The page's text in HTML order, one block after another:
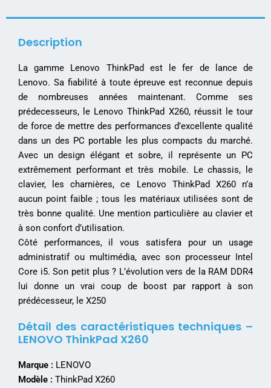
Description
La gamme Lenovo ThinkPad est le fer de lance de
Lenovo. Sa fiabilité à toute épreuve est reconnue depuis
de nombreuses années maintenant. Comme ses
prédecesseurs, le Lenovo ThinkPad X260, réussit le tour
de force de mettre des performances d’excellente qualité
dans un des PC portable les plus compacts du marché.
Avec un design élégant et sobre, il représente un PC
extrêmement performant et très mobile. Le chassis, le
clavier, les charnières, ce Lenovo ThinkPad X260 n’a
aucun point faible ; tous les matériaux utilisées sont de
très bonne qualité. Une mention particulière au clavier et
à son confort d’utilisation.
Côté performances, il vous satisfera pour un usage
administratif ou multimédia, avec son processeur Intel
Core i5. Son petit plus ? L’évolution vers de la RAM DDR4
lui donne un vrai coup de boost par rapport à son
prédécesseur, le X250
Détail des caractéristiques techniques –
LENOVO ThinkPad X260
Marque : LENOVO
Modèle : ThinkPad X260